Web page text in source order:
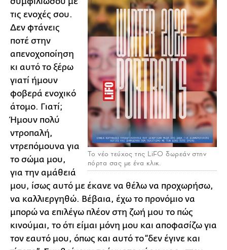
To νέο τεύχος της LiFO δωρεάν στην
πόρτα σας με ένα κλικ.
τις ενοχές σου.
Δεν φτάνεις
ποτέ στην
απενοχοποίηση
κι αυτό το ξέρω
γιατί ήμουν
φοβερά ενοχικό
άτομο. Γιατί;
Ήμουν πολύ
ντροπαλή,
ντρεπόμουνα για
το σώμα μου,
για την αμάθειά
μου, ίσως αυτό με έκανε να θέλω να προχωρήσω,
να καλλιεργηθώ. Βέβαια, έχω το προνόμιο να
μπορώ να επιλέγω πλέον στη ζωή μου το πώς
κινούμαι, το ότι είμαι μόνη μου και αποφασίζω για
τον εαυτό μου, όπως και αυτό το “δεν έγινε και